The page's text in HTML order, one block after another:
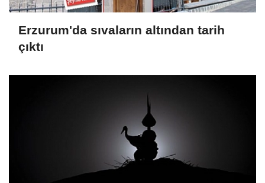
Erzurum'da sıvaların altından tarih
çıktı